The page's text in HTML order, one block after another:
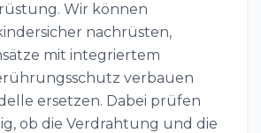
Wir können
nachrüsten,
mit integriertem
verbauen
ersetzen. Dabei prüfen
ob die Verdrahtung und die